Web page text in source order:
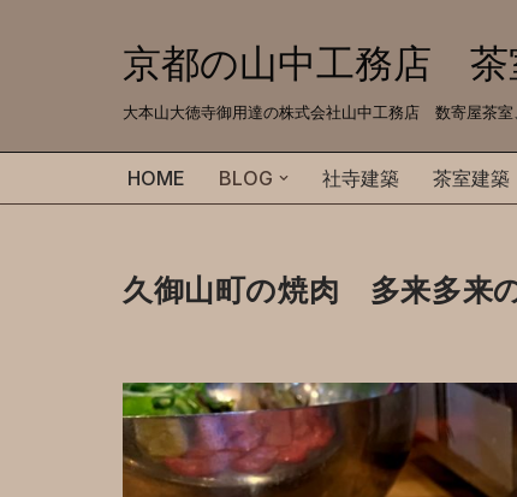
京都の山中工務店 茶
大本山大徳寺御用達の株式会社山中工務店 数寄屋茶
HOME BLOG 社寺建築 茶室建築
久御山町の焼肉 多来多来